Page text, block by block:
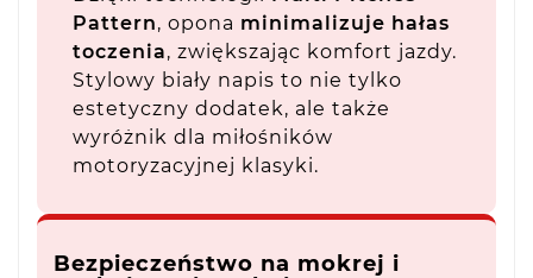
Pattern, opona minimalizuje hałas
toczenia, zwiększając komfort jazdy.
Stylowy biały napis to nie tylko
estetyczny dodatek, ale także
wyróżnik dla miłośników
motoryzacyjnej klasyki.
Bezpieczeństwo na mokrej i